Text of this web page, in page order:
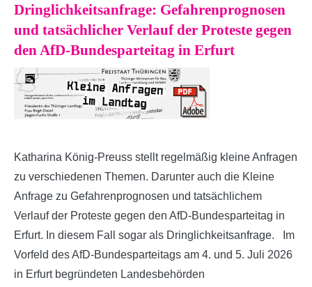
Dringlichkeitsanfrage: Gefahrenprognosen
und tatsächlicher Verlauf der Proteste gegen
den AfD-Bundesparteitag in Erfurt
Katharina König-Preuss stellt regelmäßig kleine Anfragen
zu verschiedenen Themen. Darunter auch die Kleine
Anfrage zu Gefahrenprognosen und tatsächlichem
Verlauf der Proteste gegen den AfD-Bundesparteitag in
Erfurt. In diesem Fall sogar als Dringlichkeitsanfrage. Im
Vorfeld des AfD-Bundesparteitags am 4. und 5. Juli 2026
in Erfurt begründeten Landesbehörden